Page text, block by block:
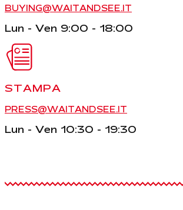
BUYING@WAITANDSEE.IT
Lun - Ven 9:00 - 18:00
STAMPA
PRESS@WAITANDSEE.IT
Lun - Ven 10:30 - 19:30